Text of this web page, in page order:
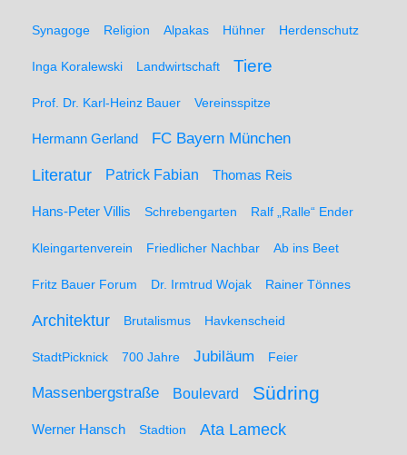
Synagoge Religion Alpakas Hühner Herdenschutz
Inga Koralewski Landwirtschaft Tiere
Prof. Dr. Karl-Heinz Bauer Vereinsspitze
Hermann Gerland FC Bayern München
Literatur Patrick Fabian Thomas Reis
Hans-Peter Villis Schrebengarten Ralf „Ralle“ Ender
Kleingartenverein Friedlicher Nachbar Ab ins Beet
Fritz Bauer Forum Dr. Irmtrud Wojak Rainer Tönnes
Architektur Brutalismus Havkenscheid
StadtPicknick 700 Jahre Jubiläum Feier
Massenbergstraße Boulevard Südring
Werner Hansch Stadtion Ata Lameck